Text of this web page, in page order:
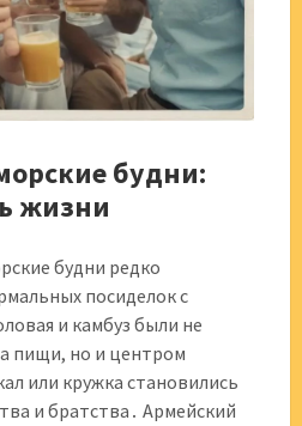
будни:
жизни
будни редко
посиделок с
и камбуз были не
пищи, но и центром
или кружка становились
и братства․ Армейский